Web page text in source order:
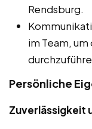
Rendsburg.
im Team,
Persönliche
Zuverlässigkeit